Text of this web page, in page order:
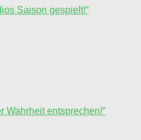
Saison gespielt!“
Wahrheit entsprechen!“